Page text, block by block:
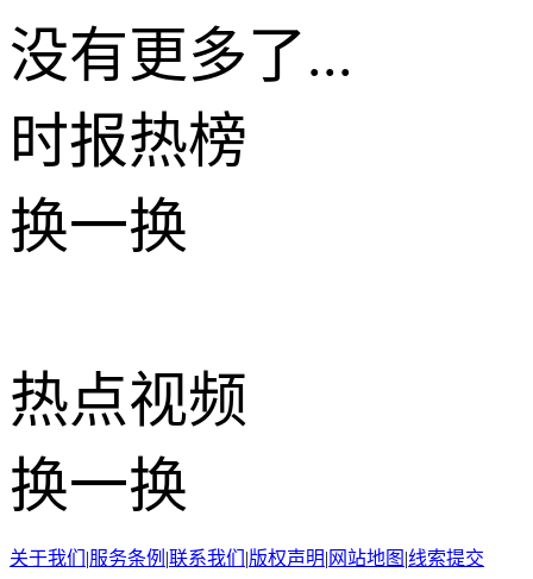
没有更多了...
时报热榜
换一换
热点视频
换一换
关于我们 |服务条例 |联系我们 |版权声明| 网站地图 |线索提交